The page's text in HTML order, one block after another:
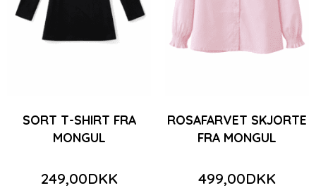
SORT T-SHIRT FRA
MONGUL
249,00DKK
ROSAFARVET SKJORTE
FRA MONGUL
499,00DKK